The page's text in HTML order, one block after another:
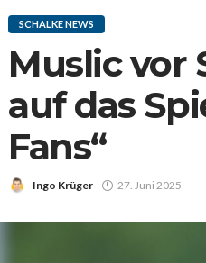
SCHALKE NEWS
Muslic vor
auf das
Fans“
Ingo Krüger 27. Juni 2025